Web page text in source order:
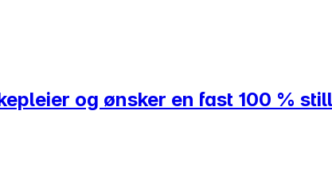
og ønsker en fast 100 %